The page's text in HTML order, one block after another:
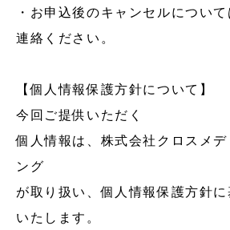
・お申込後のキャンセルについ
連絡ください。
【個人情報保護方針について】
今回ご提供いただく
個人情報は、株式会社クロスメデ
ング
が取り扱い、個人情報保護方針
いたします。